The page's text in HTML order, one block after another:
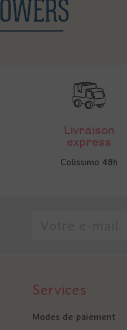
Livraison
express
Colissimo 48h
Services
Modes de paiement